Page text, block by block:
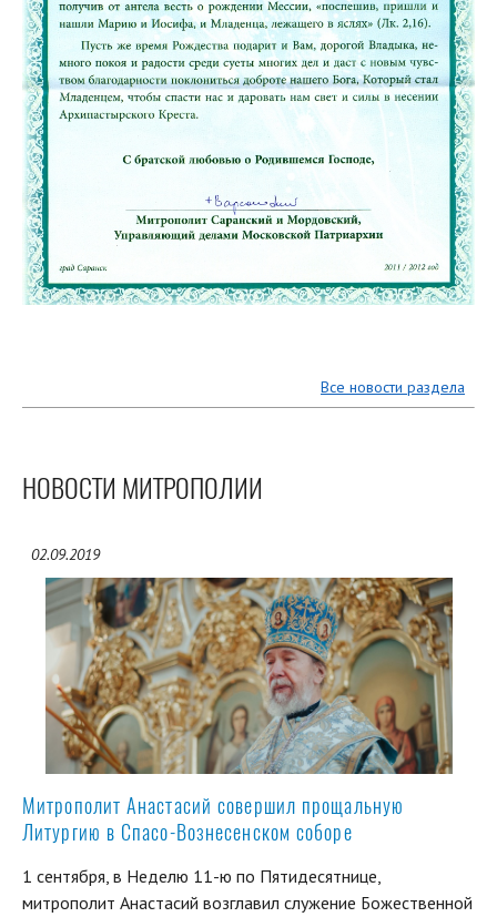
Все новости раздела
НОВОСТИ МИТРОПОЛИИ
02.09.2019
Митрополит Анастасий совершил прощальную
Литургию в Спасо-Вознесенском соборе
1 сентября, в Неделю 11-ю по Пятидесятнице,
митрополит Анастасий возглавил служение Божественной